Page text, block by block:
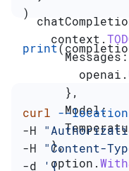
)
print
"
    context
.
      Messages
        openai
.
      },
      Model
    },
    option
.
curl --location
-H
-H "Content-
-d
'{